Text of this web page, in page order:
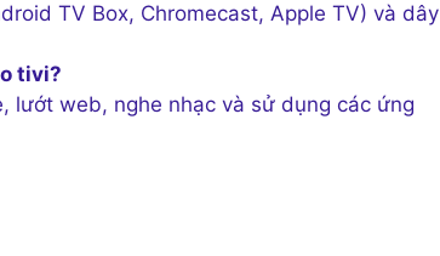
TV Box, Chromecast, Apple TV) và dây
tivi?
lướt web, nghe nhạc và sử dụng các ứng